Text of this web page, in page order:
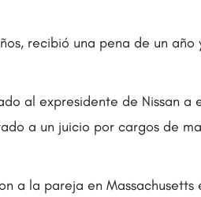
recibió una pena de un año
al expresidente de Nissan a
a un juicio por cargos de
a la pareja en